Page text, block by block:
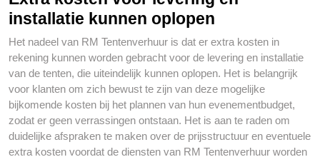
installatie kunnen oplopen
Het nadeel van RM Tentenverhuur is dat er extra kosten in
rekening kunnen worden gebracht voor de levering en installatie
van de tenten, die uiteindelijk kunnen oplopen. Het is belangrijk
voor klanten om zich bewust te zijn van deze mogelijke
bijkomende kosten bij het plannen van hun evenementbudget,
zodat er geen verrassingen ontstaan. Het is aan te raden om
duidelijke afspraken te maken over de prijsstructuur en eventuele
extra kosten voordat de diensten van RM Tentenverhuur worden